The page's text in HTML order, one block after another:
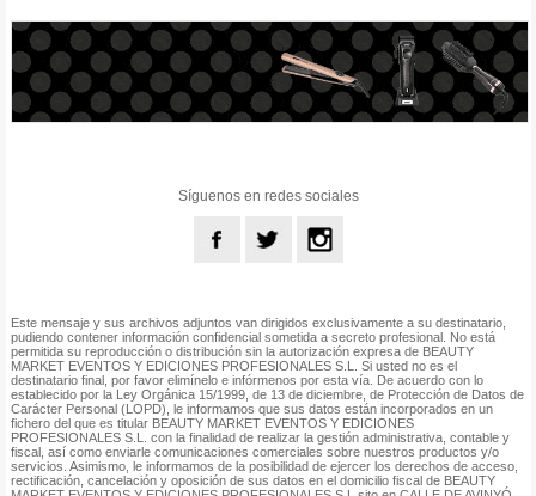
Síguenos en redes sociales
Este mensaje y sus archivos adjuntos van dirigidos exclusivamente a su destinatario,
pudiendo contener información confidencial sometida a secreto profesional. No está
permitida su reproducción o distribución sin la autorización expresa de BEAUTY
MARKET EVENTOS Y EDICIONES PROFESIONALES S.L. Si usted no es el
destinatario final, por favor elimínelo e infórmenos por esta vía. De acuerdo con lo
establecido por la Ley Orgánica 15/1999, de 13 de diciembre, de Protección de Datos de
Carácter Personal (LOPD), le informamos que sus datos están incorporados en un
fichero del que es titular BEAUTY MARKET EVENTOS Y EDICIONES
PROFESIONALES S.L. con la finalidad de realizar la gestión administrativa, contable y
fiscal, así como enviarle comunicaciones comerciales sobre nuestros productos y/o
servicios. Asimismo, le informamos de la posibilidad de ejercer los derechos de acceso,
rectificación, cancelación y oposición de sus datos en el domicilio fiscal de BEAUTY